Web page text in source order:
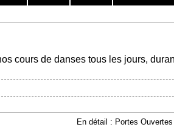
cours de danses tous les jours,
En détail : Portes